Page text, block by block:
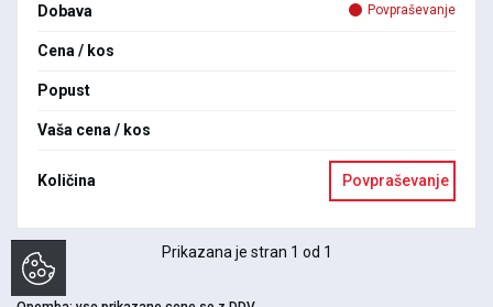
Dobava Povpraševanje
Cena / kos
Popust
Vaša cena / kos
Količina Povpraševanje
Prikazana je stran 1 od 1